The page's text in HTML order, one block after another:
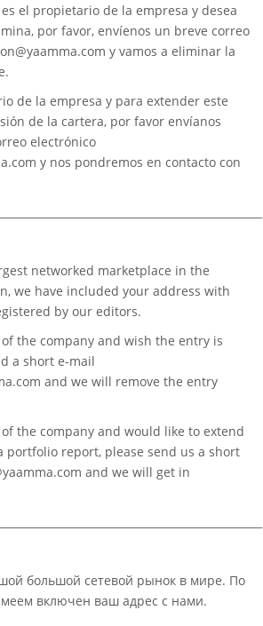
el propietario de la empresa y desea
por favor, envíenos un breve correo
y vamos a eliminar la
de la empresa y para extender este
de la cartera, por favor envíanos
electrónico
y nos pondremos en contacto con
networked marketplace in the
we have included your address with
by our editors.
the company and wish the entry is
a short e-mail
and we will remove the entry
the company and would like to extend
report, please send us a short
and we will get in
большой сетевой рынок в мире. По
включен ваш адрес с нами.